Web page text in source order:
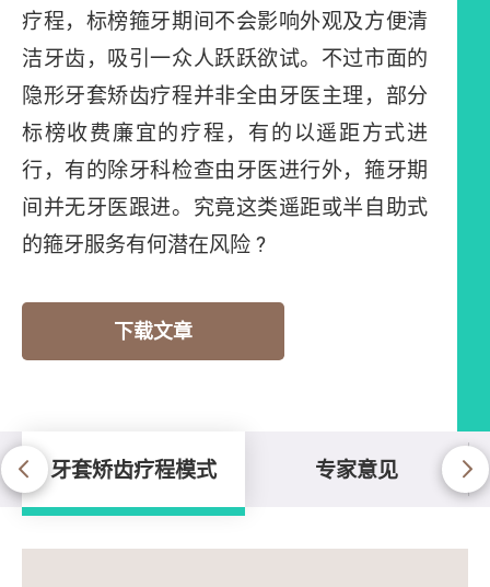
疗程，标榜箍牙期间不会影响外观及方便清
洁牙齿，吸引一众人跃跃欲试。不过市面的
隐形牙套矫齿疗程并非全由牙医主理，部分
标榜收费廉宜的疗程，有的以遥距方式进
行，有的除牙科检查由牙医进行外，箍牙期
间并无牙医跟进。究竟这类遥距或半自助式
的箍牙服务有何潜在风险 ?
下载文章
牙套矫齿疗程模式 专家意见
牙套矫齿疗程模式